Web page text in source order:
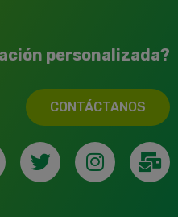
personalizada?
CONTÁCTANOS